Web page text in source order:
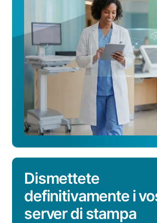
personale
clinico
Dismettete
definitivamente i
server di stampa